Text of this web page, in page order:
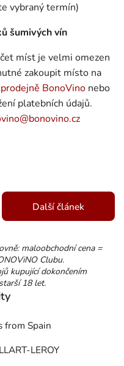
vybraný termín)
šumivých vín
míst je velmi omezen
zakoupit místo na
prodejně BonoVinonebo
platebních údajů.
Další článek
maloobchodní cena =
Clubu.
kupující dokončením
18 let.
from Spain
LEROY